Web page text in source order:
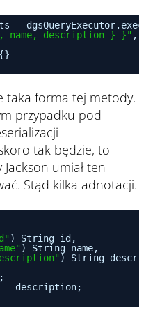
description } }" ,
taka forma tej metody.
przypadku pod
tak będzie, to
umiał ten
Stąd kilka adnotacji.
) String id,
) String name,
) String
= description;